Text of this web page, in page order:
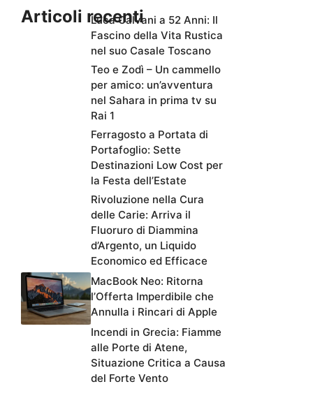
Articoli recentiLuca Calvani a 52 Anni: Il
Fascino della Vita Rustica
nel suo Casale Toscano
Teo e Zodì – Un cammello
per amico: un’avventura
nel Sahara in prima tv su
Rai 1
Ferragosto a Portata di
Portafoglio: Sette
Destinazioni Low Cost per
la Festa dell’Estate
Rivoluzione nella Cura
delle Carie: Arriva il
Fluoruro di Diammina
d’Argento, un Liquido
Economico ed Efficace
MacBook Neo: Ritorna
l’Offerta Imperdibile che
Annulla i Rincari di Apple
Incendi in Grecia: Fiamme
alle Porte di Atene,
Situazione Critica a Causa
del Forte Vento